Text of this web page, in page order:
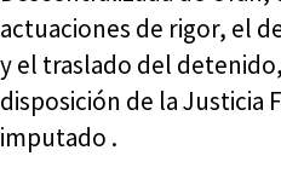
actuaciones de rigor, el
y el traslado del
disposición de la Justicia
imputado .